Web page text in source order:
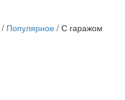
/ Популярное / С гаражом